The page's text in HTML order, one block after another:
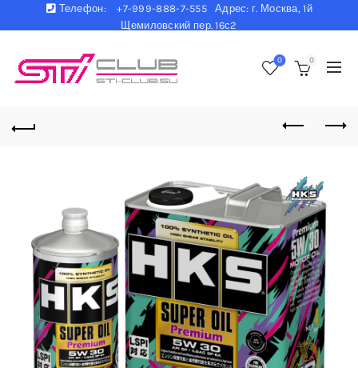
Телефон:
+7-999-888-7-555 Адрес: г. Москва, 1й
Щемиловский пер. 16с2
0 0